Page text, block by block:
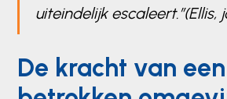
uiteindelijk escaleert.”(Ellis,
De kracht van een